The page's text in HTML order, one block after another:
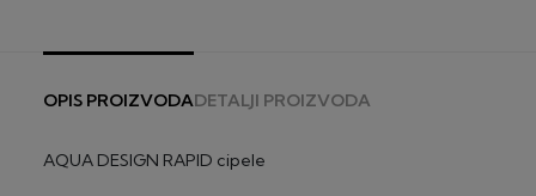
PLAĆANJE KREDITNOM I DEBITNOM KARTICOM
CorvusPay servis za naplatu.
za glomaznu robu (čvrsti kajaci i SUP-ovi, bicikli,
za skutere – 75€ po komadu
komadu
OPIS PROIZVODADETALJI PROIZVODA
AQUA DESIGN RAPID cipele